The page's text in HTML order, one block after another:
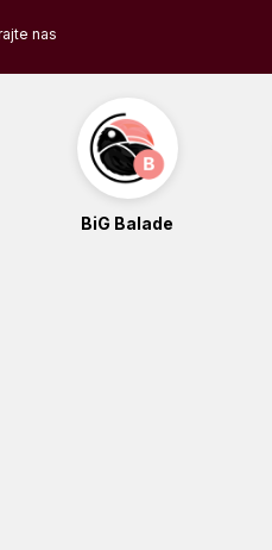
nas
BiG Balade